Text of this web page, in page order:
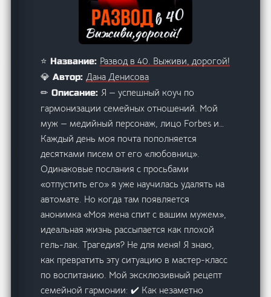
⭐ Название: Развод в 40. Выживи, дорогой!
💎 Автор:Дана Денисова
✏ Описание:Я — успешный коуч по
гармонизации семейных отношений. Мой
муж — медийный персонаж, лицо Forbes и…
Каждый день моя почта пополняется
десятками писем от его «любовниц».
Одинаковые послания с просьбами
«отпустить его» я уже научилась удалять на
автомате. Но когда там появляется
анонимка «Моя жена спит с вашим мужем»,
идеальная жизнь рассыпается как плохой
гель-лак. Трагедия? Не для меня! Я знаю,
как превратить эту ситуацию в мастер-класс
по воспитанию. Мой эксклюзивный рецепт
семейной гармонии: ✔️ Как незаметно